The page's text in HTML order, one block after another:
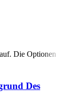
Die Optionen
Des